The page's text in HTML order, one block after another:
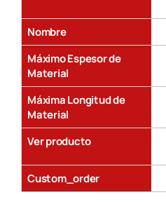
Nombre
Máximo Espesor de
Material
Máxima Longitud de
Material
Ver producto
Custom_order